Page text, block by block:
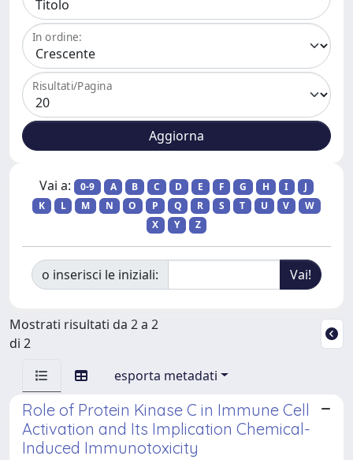
In ordine:
Risultati/Pagina
Vai a: 0-9 A B C D E F G H I
J
K
L M N O P Q R S T U V
W
X
Y Z
o inserisci le iniziali:
Mostrati risultati da 2 a 2
di 2
esporta metadati
Role of Protein Kinase C in Immune Cell
Activation and Its Implication Chemical-
Induced Immunotoxicity